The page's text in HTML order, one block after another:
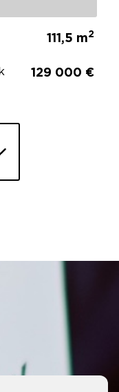
111,5 m2
129 000 €